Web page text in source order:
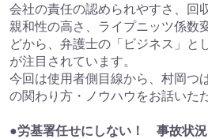
会社の責任の認められやすさ、回
親和性の高さ、ライプニッツ係数
どから、弁護士の「ビジネス」と
が注目されています。
今回は使用者側目線から、村岡つ
の関わり方・ノウハウをお話いた
●労基署任せにしない！ 事故状